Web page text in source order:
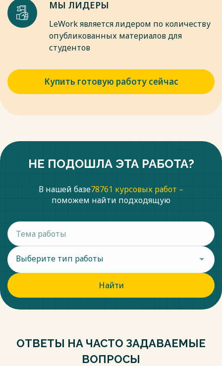
МЫ ЛИДЕРЫ
LeWork является лидером по количеству
опубликованных материалов для
студентов
Купить готовую работу сейчас
НЕ ПОДОШЛА ЭТА РАБОТА?
В нашей базе78761 курсовых работ –
поможем найти подходящую
Выберите тип работы
Найти
ОТВЕТЫ НА ЧАСТО ЗАДАВАЕМЫЕ
ВОПРОСЫ